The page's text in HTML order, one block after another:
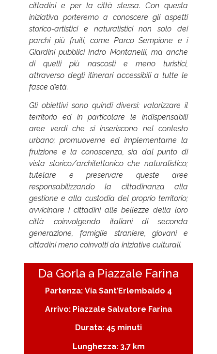
cittadini e per la città stessa.Con questa
iniziativa porteremo a conoscere gli aspetti
storico-artistici e naturalistici non solo dei
parchi più fruiti, come Parco Sempione e i
Giardini pubblici Indro Montanelli, ma anche
di quelli più nascosti e meno turistici,
attraverso degli itinerari accessibili a tutte le
fasce d’età.
Gli obiettivi sono quindi diversi: valorizzare il
territorio ed in particolare le indispensabili
aree verdi che si inseriscono nel contesto
urbano; promuoverne ed implementarne la
fruizione e la conoscenza, sia dal punto di
vista storico/architettonico che naturalistico;
tutelare e preservare queste aree
responsabilizzando la cittadinanza alla
gestione e alla custodia del proprio territorio;
avvicinare i cittadini alle bellezze della loro
città coinvolgendo italiani di seconda
generazione, famiglie straniere, giovani e
cittadini meno coinvolti da iniziative culturali.
Da Gorla a Piazzale Farina
Partenza: Via Sant’Erlembaldo 4
Arrivo: Piazzale Salvatore Farina
Durata: 45 minuti
Lunghezza: 3,7 km